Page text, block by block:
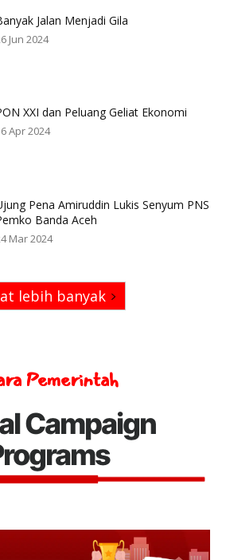
Jalan Menjadi Gila
Jun 2024
XXI dan Peluang Geliat Ekonomi
Apr 2024
Pena Amiruddin Lukis Senyum PNS
Banda Aceh
Mar 2024
lebih banyak
Pemerintah
Campaign